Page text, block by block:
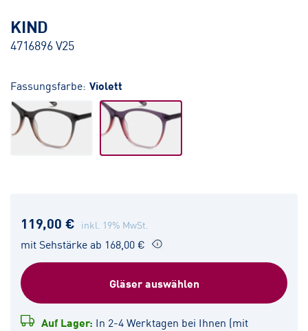
KIND
4716896 V25
Fassungsfarbe: Violett
119,00 € inkl. 19% MwSt.
mit Sehstärke ab 168,00 €
Gläser auswählen
Auf Lager: In 2-4 Werktagen bei Ihnen (mit